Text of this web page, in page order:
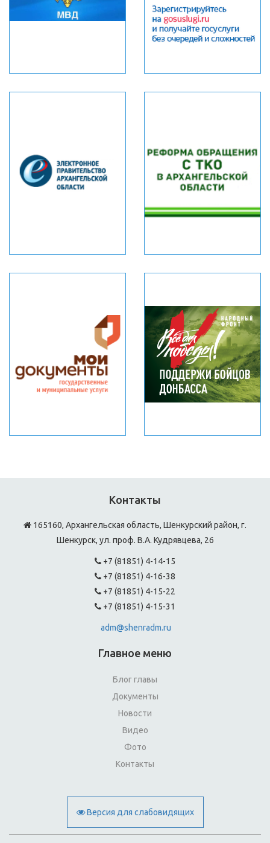
Контакты
165160, Архангельская область, Шенкурский район, г.
Шенкурск, ул. проф. В.А. Кудрявцева, 26
+7 (81851) 4-14-15
+7 (81851) 4-16-38
+7 (81851) 4-15-22
+7 (81851) 4-15-31
adm@shenradm.ru
Главное меню
Блог главы
Документы
Новости
Видео
Фото
Контакты
Версия для слабовидящих